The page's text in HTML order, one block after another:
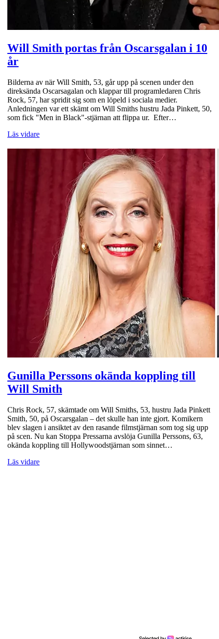
Will Smith portas från Oscarsgalan i 10
år
Bilderna av när Will Smith, 53, går upp på scenen under den
direksända Oscarsagalan och klappar till programledaren Chris
Rock, 57, har spridit sig som en löpeld i sociala medier.
Anledningen var ett skämt om Will Smiths hustru Jada Pinkett, 50,
som fick "Men in Black"-stjärnan att flippa ur. Efter…
Läs vidare
Gunilla Perssons okända koppling till
Will Smith
Chris Rock, 57, skämtade om Will Smiths, 53, hustru Jada Pinkett
Smith, 50, på Oscarsgalan – det skulle han inte gjort. Komikern
blev slagen i ansiktet av den rasande filmstjärnan som tog sig upp
på scen. Nu kan Stoppa Pressarna avslöja Gunilla Perssons, 63,
okända koppling till Hollywoodstjärnan som sinnet…
Läs vidare